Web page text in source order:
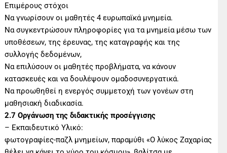
Επιμέρους στόχοι
Να γνωρίσουν οι μαθητές 4 ευρωπαϊκά μνημεία.
Να συγκεντρώσουν πληροφορίες για τα μνημεία μέσω των
υποθέσεων, της έρευνας, της καταγραφής και της
συλλογής δεδομένων,
Να επιλύσουν οι μαθητές προβλήματα, να κάνουν
κατασκευές και να δουλέψουν ομαδοσυνεργατικά.
Να προωθηθεί η ενεργός συμμετοχή των γονέων στη
μαθησιακή διαδικασία.
2.7 Οργάνωση της διδακτικής προσέγγισης
– Εκπαιδευτικό Υλικό:
φωτογραφίες-παζλ μνημείων, παραμύθι «Ο λύκος Ζαχαρίας